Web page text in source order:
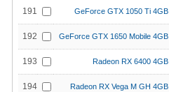
191 GeForce GTX 1050 Ti 4GB
192 GeForce GTX 1650 Mobile 4GB
193 Radeon RX 6400 4GB
194 Radeon RX Vega M GH 4GB